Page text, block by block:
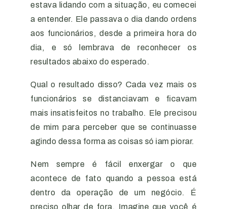
estava lidando com a situação, eu comecei
a entender. Ele passava o dia dando ordens
aos funcionários, desde a primeira hora do
dia, e só lembrava de reconhecer os
resultados abaixo do esperado.
Qual o resultado disso? Cada vez mais os
funcionários se distanciavam e ficavam
mais insatisfeitos no trabalho. Ele precisou
de mim para perceber que se continuasse
agindo dessa forma as coisas só iam piorar.
Nem sempre é fácil enxergar o que
acontece de fato quando a pessoa está
dentro da operação de um negócio. É
preciso olhar de fora. Imagine que você é